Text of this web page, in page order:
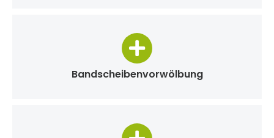
Bandscheibenvorwölbung